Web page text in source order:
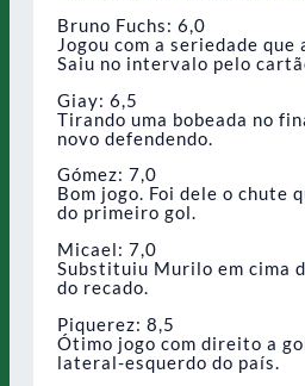
Bruno Fuchs: 6,0
Jogou com a seriedade
Saiu no intervalo pelo
Giay: 6,5
Tirando uma bobeada no
novo defendendo.
Gómez: 7,0
Bom jogo. Foi dele o chute
do primeiro gol.
Micael: 7,0
Substituiu Murilo em cima
do recado.
Piquerez: 8,5
Ótimo jogo com direito a
lateral-esquerdo do país.